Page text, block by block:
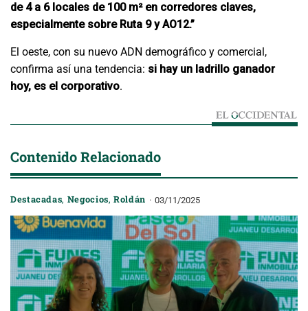
de 4 a 6 locales de 100 m² en corredores claves,
especialmente sobre Ruta 9 y AO12.”
El oeste, con su nuevo ADN demográfico y comercial,
confirma así una tendencia: si hay un ladrillo ganador
hoy, es el corporativo.
Contenido Relacionado
Destacadas, Negocios,Roldán 03/11/2025